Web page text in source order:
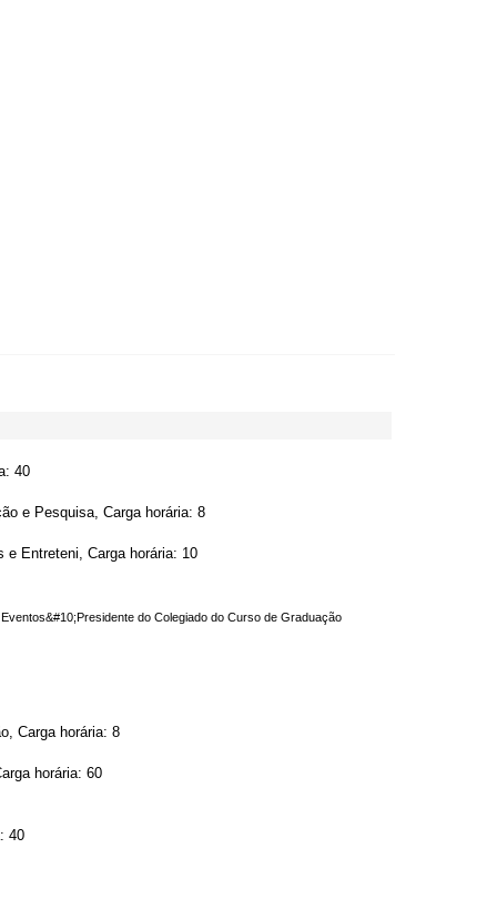
40
e Pesquisa, Carga horária: 8
Entreteni, Carga horária: 10
do Colegiado do Curso de Graduação
Carga horária: 8
horária: 60
40